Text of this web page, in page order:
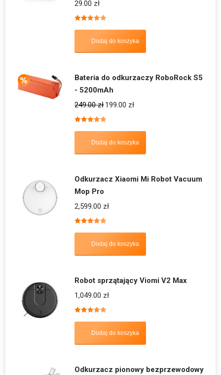
29.00 zł
5.00
Dodaj do koszyka
Bateria do odkurzaczy RoboRock S5
- 5200mAh
249.00zł 199.00 zł
5.00
Dodaj do koszyka
Odkurzacz Xiaomi Mi Robot Vacuum
Mop Pro
2,599.00 zł
5.00
Dodaj do koszyka
Robot sprzątający Viomi V2 Max
1,049.00 zł
5.00
Dodaj do koszyka
Odkurzacz pionowy bezprzewodowy